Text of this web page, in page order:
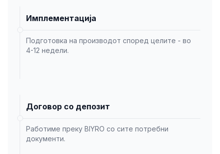
Имплементација
Подготовка на производот според целите - во
4-12 недели.
Договор со депозит
Работиме преку BIYRO со сите потребни
документи.